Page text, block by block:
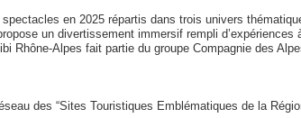
en 2025 répartis dans trois univers
un divertissement immersif rempli
Rhône-Alpes fait partie du groupe Compagnie des
des “Sites Touristiques Emblématiques de la